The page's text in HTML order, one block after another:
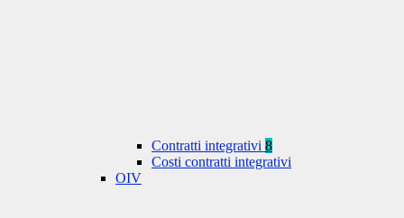
Contratti integrativi 8
Costi contratti integrativi
OIV